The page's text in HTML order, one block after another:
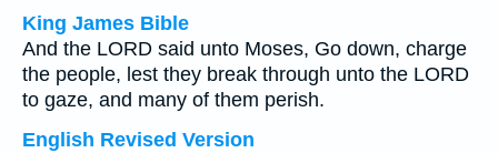
King James Bible
And the LORD said unto Moses, Go down, charge
the people, lest they break through unto the LORD
to gaze, and many of them perish.
English Revised Version